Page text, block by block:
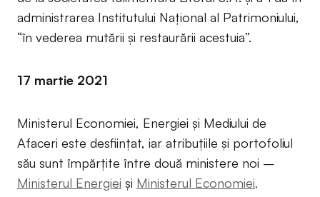
administrarea Institutului Național al Patrimoniului,
“în vederea mutării și restaurării acestuia”.
17 martie 2021
Ministerul Economiei, Energiei și Mediului de
Afaceri este desființat, iar atribuțiile și portofoliul
său sunt împărțite între două ministere noi –
Ministerul Energiei și Ministerul Economiei,